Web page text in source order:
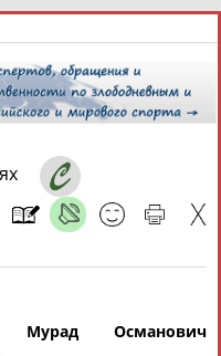
2026 года,14:45
Расширенный поиск
Мурад Османович